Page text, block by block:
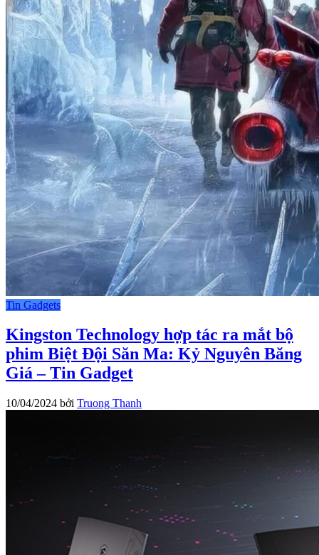
Tin Gadgets
Kingston Technology hợp tác ra mắt bộ
phim Biệt Đội Săn Ma: Kỷ Nguyên Băng
Giá – Tin Gadget
10/04/2024 bởi Truong Thanh